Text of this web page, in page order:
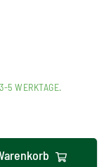
5 WERKTAGE.